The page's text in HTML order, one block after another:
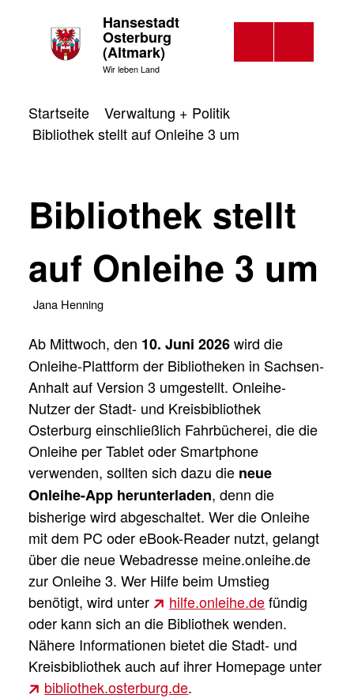
Hansestadt
Osterburg
(Altmark)
Wir leben Land
Startseite
Verwaltung + Politik
Bibliothek stellt auf Onleihe 3 um
Bibliothek stellt
auf Onleihe 3 um
Jana Henning
Ab Mittwoch, den 10. Juni 2026wird die
Onleihe-Plattform der Bibliotheken in Sachsen-
Anhalt auf Version 3 umgestellt. Onleihe-
Nutzer der Stadt- und Kreisbibliothek
Osterburg einschließlich Fahrbücherei, die die
Onleihe per Tablet oder Smartphone
verwenden, sollten sich dazu die neue
Onleihe-App herunterladen, denn die
bisherige wird abgeschaltet. Wer die Onleihe
mit dem PC oder eBook-Reader nutzt, gelangt
über die neue Webadresse meine.onleihe.de
zur Onleihe 3. Wer Hilfe beim Umstieg
benötigt, wird unter
hilfe.onleihe.defündig
oder kann sich an die Bibliothek wenden.
Nähere Informationen bietet die Stadt- und
Kreisbibliothek auch auf ihrer Homepage unter
bibliothek.osterburg.de.